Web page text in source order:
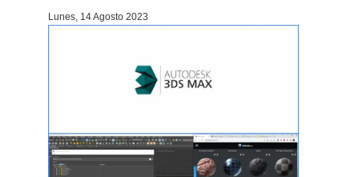
Envío de trabajo de Rhino
Mental Ray
Lunes, 14 Agosto 2023